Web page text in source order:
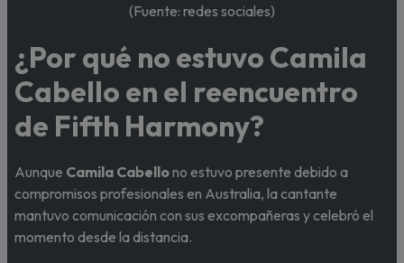
(Fuente: redes sociales)
¿Por qué no estuvo Camila
Cabello en el reencuentro
de Fifth Harmony?
Aunque Camila Cabellono estuvo presente debido a
compromisos profesionales en Australia, la cantante
mantuvo comunicación con sus excompañeras y celebró el
momento desde la distancia.